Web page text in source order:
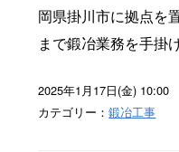
岡県掛川市に拠点を
まで鍛冶業務を手掛
2025年1月17日(金) 10:00
カテゴリー：鍛冶工事